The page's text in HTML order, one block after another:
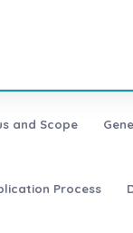
and Scope
Process